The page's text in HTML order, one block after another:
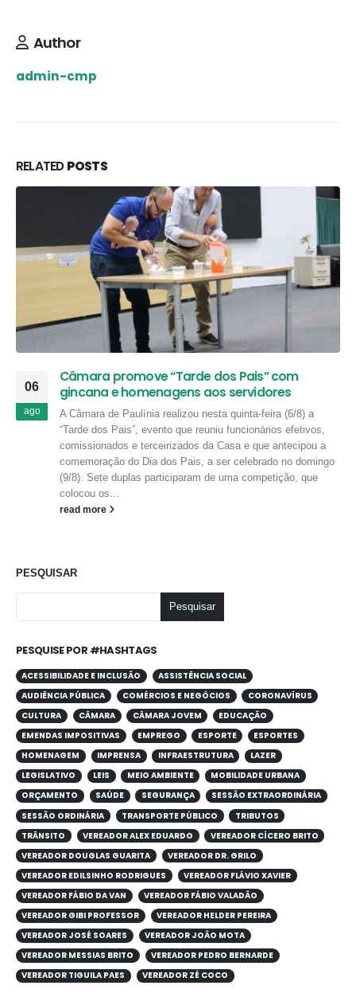
Author
admin-cmp
RELATEDPOSTS
06
ago
Câmara promove “Tarde dos Pais” com
gincana e homenagens aos servidores
A Câmara de Paulínia realizou nesta quinta-feira (6/8) a
“Tarde dos Pais”, evento que reuniu funcionários efetivos,
comissionados e terceirizados da Casa e que antecipou a
comemoração do Dia dos Pais, a ser celebrado no domingo
(9/8). Sete duplas participaram de uma competição, que
colocou os...
read more
PESQUISAR
Pesquisar
PESQUISE POR #HASHTAGS
ACESSIBILIDADE E INCLUSÃO
ASSISTÊNCIA SOCIAL
AUDIÊNCIA PÚBLICA
COMÉRCIOS E NEGÓCIOS
CORONAVÍRUS
CULTURA
CÂMARA CÂMARA JOVEM
EDUCAÇÃO
EMENDAS IMPOSITIVAS
EMPREGO ESPORTE
ESPORTES
HOMENAGEM
IMPRENSA INFRAESTRUTURA
LAZER
LEGISLATIVO
LEIS MEIO AMBIENTE
MOBILIDADE URBANA
ORÇAMENTO
SAÚDE SEGURANÇA
SESSÃO EXTRAORDINÁRIA
SESSÃO ORDINÁRIA
TRANSPORTE PÚBLICO
TRIBUTOS
TRÂNSITO
VEREADOR ALEX EDUARDO
VEREADOR CÍCERO BRITO
VEREADOR DOUGLAS GUARITA
VEREADOR DR. GRILO
VEREADOR EDILSINHO RODRIGUES
VEREADOR FLÁVIO XAVIER
VEREADOR FÁBIO DA VAN
VEREADOR FÁBIO VALADÃO
VEREADOR GIBI PROFESSOR
VEREADOR HELDER PEREIRA
VEREADOR JOSÉ SOARES
VEREADOR JOÃO MOTA
VEREADOR MESSIAS BRITO
VEREADOR PEDRO BERNARDE
VEREADOR TIGUILA PAES
VEREADOR ZÉ COCO